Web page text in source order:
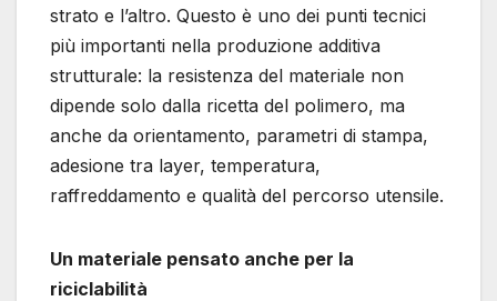
strato e l’altro. Questo è uno dei punti tecnici
più importanti nella produzione additiva
strutturale: la resistenza del materiale non
dipende solo dalla ricetta del polimero, ma
anche da orientamento, parametri di stampa,
adesione tra layer, temperatura,
raffreddamento e qualità del percorso utensile.
Un materiale pensato anche per la
riciclabilità